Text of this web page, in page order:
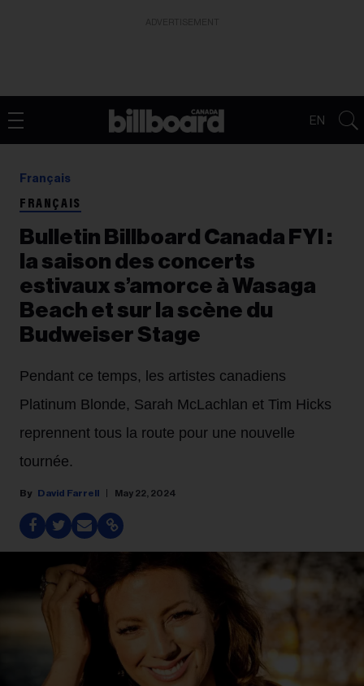
EN
Français
FRANÇAIS
Bulletin Billboard Canada FYI :
la saison des concerts
estivaux s’amorce à Wasaga
Beach et sur la scène du
Budweiser Stage
Pendant ce temps, les artistes canadiens
Platinum Blonde, Sarah McLachlan et Tim Hicks
reprennent tous la route pour une nouvelle
tournée.
David Farrell May 22, 2024